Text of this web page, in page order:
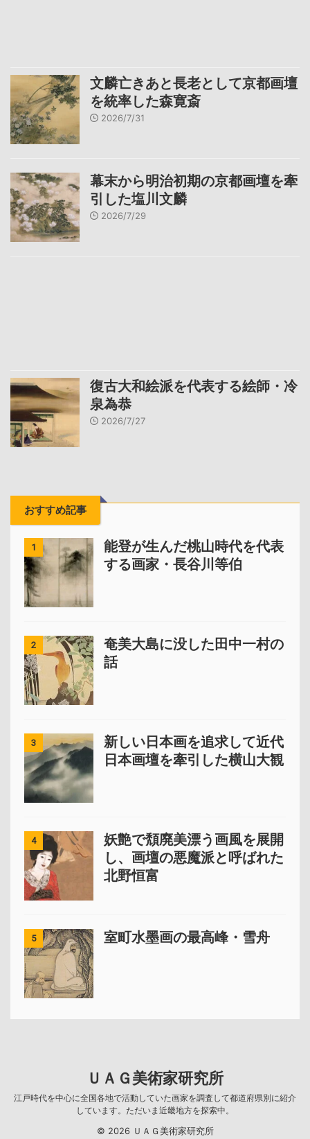
文麟亡きあと長老として京都画壇
を統率した森寛斎
2026/7/31
幕末から明治初期の京都画壇を牽
引した塩川文麟
2026/7/29
復古大和絵派を代表する絵師・冷
泉為恭
2026/7/27
おすすめ記事
1
能登が生んだ桃山時代を代表
する画家・長谷川等伯
2
奄美大島に没した田中一村の
話
3
新しい日本画を追求して近代
日本画壇を牽引した横山大観
4
妖艶で頽廃美漂う画風を展開
し、画壇の悪魔派と呼ばれた
北野恒富
5 室町水墨画の最高峰・雪舟
ＵＡＧ美術家研究所
江戸時代を中心に全国各地で活動していた画家を調査して都道府県別に紹介
しています。ただいま近畿地方を探索中。
© 2026 ＵＡＧ美術家研究所